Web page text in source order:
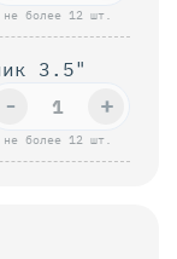
не более 12 шт.
3.5"
не более 12 шт.
+
-